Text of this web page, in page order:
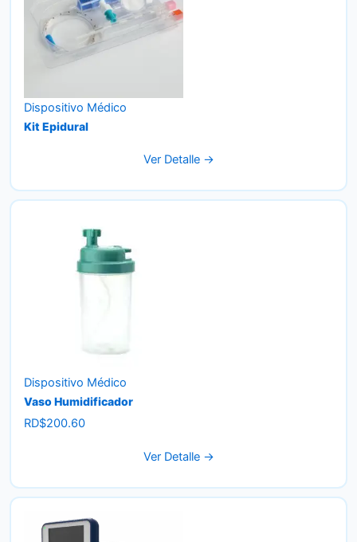
Dispositivo Médico
Kit Epidural
Ver Detalle →
Dispositivo Médico
Vaso Humidificador
RD$200.60
Ver Detalle →